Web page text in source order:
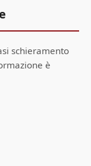
schieramento
è